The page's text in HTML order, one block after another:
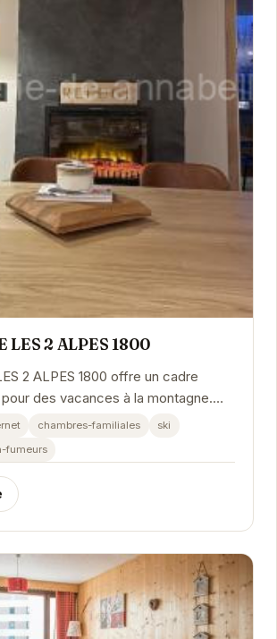
LES 2 ALPES 1800
2 ALPES 1800 offre un cadre
des vacances à la montagne.
accès direct aux pistes de ski et
chambres-familiales
ski
fumeurs